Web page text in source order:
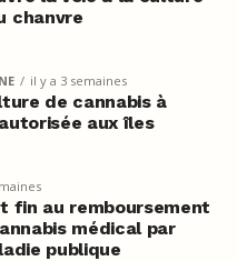
chanvre
il y a 3 semaines
de cannabis à
aux îles
fin au remboursement
médical par
publique